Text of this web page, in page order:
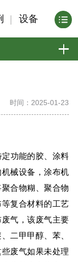
设备
时间：2025-01-23
功能的胶、涂料
械设备，涂布机
合物糊、聚合物
复合材料的工艺
气，该废气主要
二甲甲醇、苯、
废气如果未处理